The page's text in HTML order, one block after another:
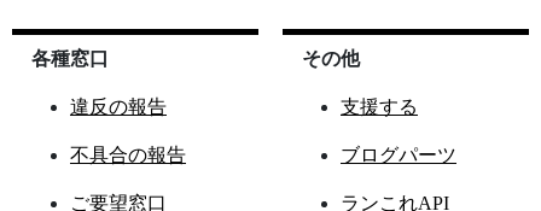
各種窓口
違反の報告
不具合の報告
ご要望窓口
その他
支援する
ブログパーツ
ランこれAPI